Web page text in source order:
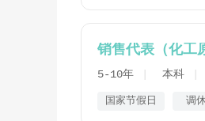
销售代表（化工
5-10年 本科
国家节假日 调休